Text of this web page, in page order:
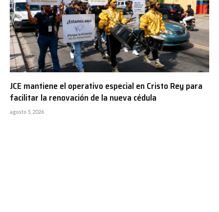
JCE mantiene el operativo especial en Cristo Rey para
facilitar la renovación de la nueva cédula
agosto 5, 2026